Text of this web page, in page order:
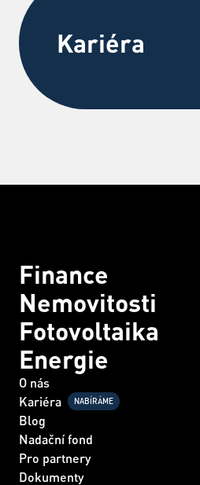
Kariéra
Finance
Nemovitosti
Fotovoltaika
Energie
O nás
Kariéra
NABÍRÁME
Blog
Nadační fond
Pro partnery
Dokumenty